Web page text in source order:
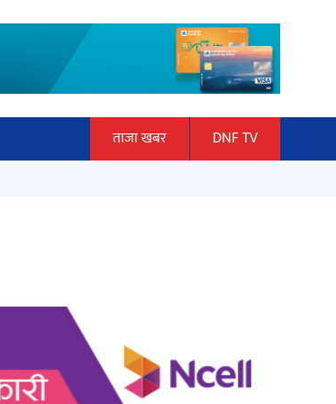
ताजा खबर DNF TV
हलमा छैन ‘गौँथली’को टिकट